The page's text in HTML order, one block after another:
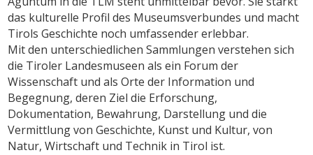
das kulturelle Profil des Museumsverbundes und macht
Tirols Geschichte noch umfassender erlebbar.
Mit den unterschiedlichen Sammlungen verstehen sich
die Tiroler Landesmuseen als ein Forum der
Wissenschaft und als Orte der Information und
Begegnung, deren Ziel die Erforschung,
Dokumentation, Bewahrung, Darstellung und die
Vermittlung von Geschichte, Kunst und Kultur, von
Natur, Wirtschaft und Technik in Tirol ist.